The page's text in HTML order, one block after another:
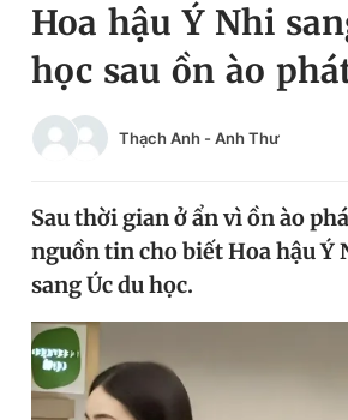
Chuyên mục
Chuyên mục khác
Tin thị trường Tin
Video
Sản phẩm khác
Đổi mật khẩu
Tin đã lưu
Tin đã xem
Đăng xuất
Hoa hậu Ý Nhi
học sau ồn ào
Thạch Anh - Anh Thư
Sau thời gian ở ẩn vì ồn ào
nguồn tin cho biết Hoa hậu Ý
sang Úc du học.